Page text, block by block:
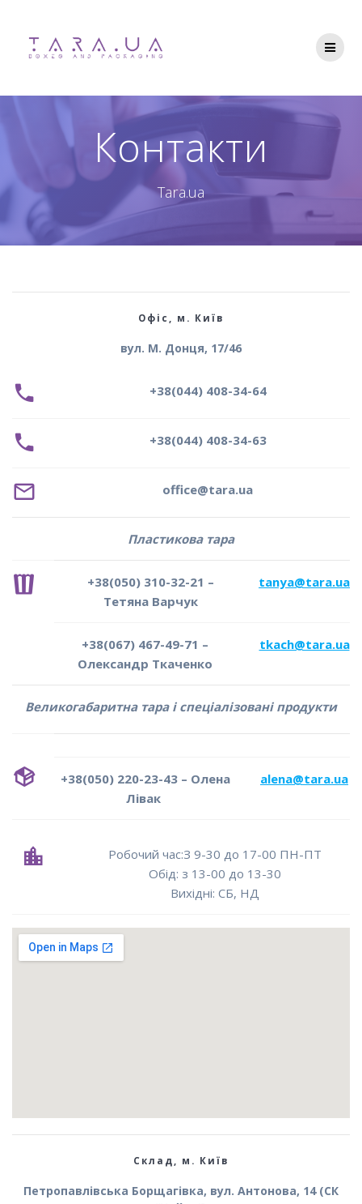
Контакти
Tara.ua
Офіс, м. Київ
вул. М. Донця, 17/46
+38(044) 408-34-64
+38(044) 408-34-63
office@tara.ua
Пластикова тара
+38(050) 310-32-21 –
Тетяна Варчук
tanya@tara.ua
+38(067) 467-49-71 –
Олександр Ткаченко
tkach@tara.ua
Великогабаритна тара і спеціалізовані продукти
+38(050) 220-23-43 – Олена
Лівак
alena@tara.ua
Робочий час:З 9-30 до 17-00 ПН-ПТ
Oбід: з 13-00 до 13-30
Вихідні: СБ, НД
Склад, м. Київ
Петропавлівська Борщагівка, вул. Антонова, 14 (СК